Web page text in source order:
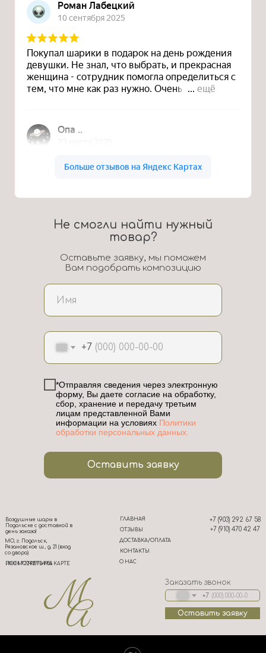
+7
*Отправляя сведения через электронную
форму, Вы даете согласие на обработку,
сбор, хранение и передачу третьим
лицам представленной Вами
информации на условиях Политики
обработки персональных данных.
Оставить заявку
Не смогли найти нужный
товар?
Оставьте заявку, мы поможем
Вам подобрать композицию
ОТЗЫВЫ
ГЛАВНАЯ
ДОСТАВКА/ОПЛАТА
О НАС
КОНТАКТЫ
+7 (903) 292 67 58
+7 (910) 470 42 47
Воздушные шары в
Подольске с доставкой в
день заказа!
МО, г. Подольск,
Рязановское ш., д. 21 (вход
со двора)
ИНН 772439704956
ПОСМОТРЕТЬ НА КАРТЕ
Заказать звонок
+7
Оставить заявку